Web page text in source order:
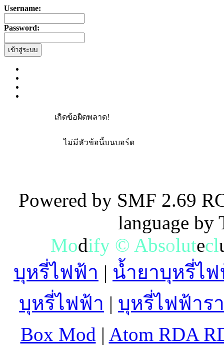
Username:
Password:
เกิดข้อผิดพลาด!
ไม่มีหัวข้อนี้บนบอร์ด
Powered by SMF 2.69
language
Modify © Absolutecl
บุหรี่ไฟฟ้า | น้ำยาบุหรี่ไ
บุหรี่ไฟฟ้า | บุหรี่ไฟฟ้าร
Box Mod | Atom RDA